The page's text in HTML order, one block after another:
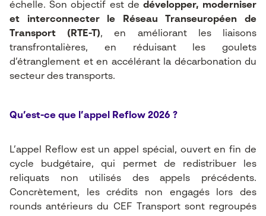
échelle. Son objectif est de développer, moderniser
et interconnecter le Réseau Transeuropéen de
Transport (RTE-T), en améliorant les liaisons
transfrontalières, en réduisant les goulets
d’étranglement et en accélérant la décarbonation du
secteur des transports.
Qu’est-ce que l’appel Reflow 2026 ?
L’appel Reflow est un appel spécial, ouvert en fin de
cycle budgétaire, qui permet de redistribuer les
reliquats non utilisés des appels précédents.
Concrètement, les crédits non engagés lors des
rounds antérieurs du CEF Transport sont regroupés